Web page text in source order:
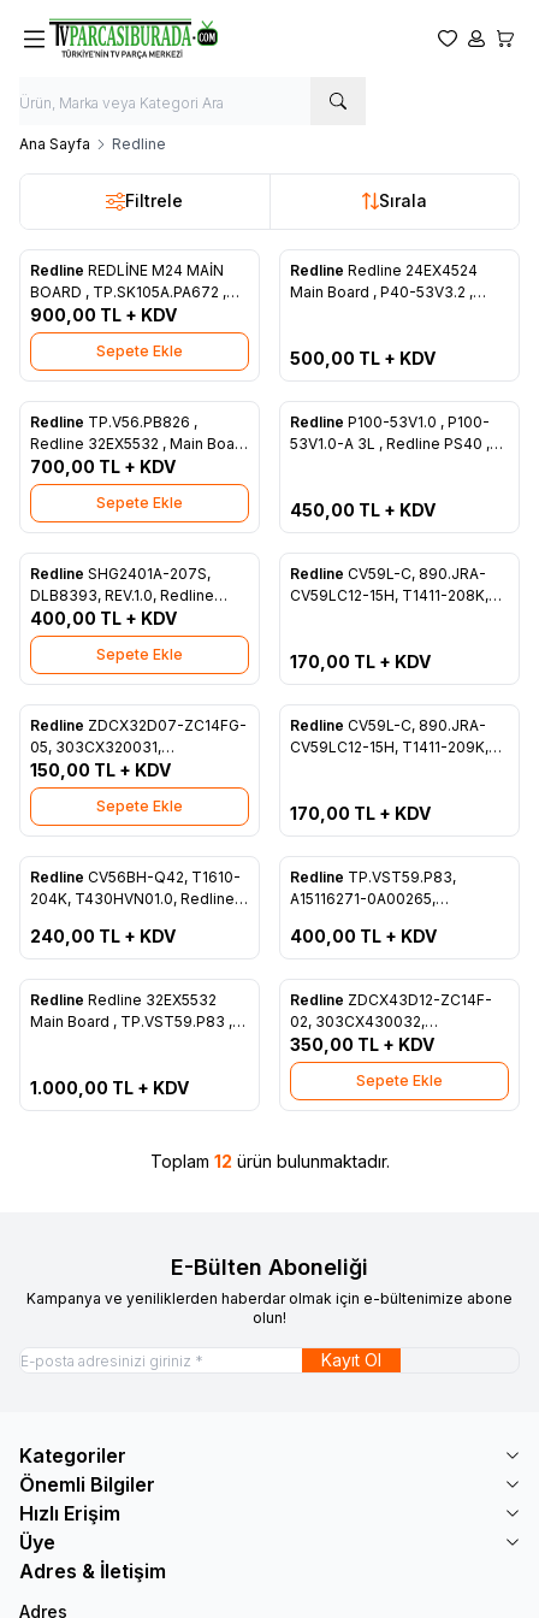
Favorilerim
Hesabım
Ana Sayfa Redline
Filtrele Sırala
Favorilere Ekle
Redline REDLİNE M24 MAİN
BOARD , TP.SK105A.PA672 ,
Z22010234 , PT236AT02-1
900,00 TL + KDV
Sepete Ekle
Favorilere Ekle
Tükendi
Redline Redline 24EX4524
Main Board , P40-53V3.2 ,
500,00 TL + KDV
Favorilere Ekle
Redline TP.V56.PB826 ,
Redline 32EX5532 , Main Board
, CX315DLEDM , V320BJ6-Q01
700,00 TL + KDV
Sepete Ekle
Favorilere Ekle
Tükendi
Redline P100-53V1.0 , P100-
53V1.0-A 3L , Redline PS40 ,
450,00 TL + KDV
Favorilere Ekle
Redline SHG2401A-207S,
DLB8393, REV.1.0, Redline
22EX3522, Power Board,
Besleme, CX215LEDM
400,00 TL + KDV
Sepete Ekle
Favorilere Ekle
Tükendi
Redline CV59L-C, 890.JRA-
CV59LC12-15H, T1411-208K,
170,00 TL + KDV
Favorilere Ekle
Redline ZDCX32D07-ZC14FG-
05, 303CX320031,
2010012654-4 151127B9,
CX315M06, Redline 32EX5532,
CX315DLEDM, Led Bar, Panel
Ledleri, Backligth
150,00 TL + KDV
Sepete Ekle
Favorilere Ekle
Tükendi
Redline CV59L-C, 890.JRA-
CV59LC12-15H, T1411-209K,
Kart, CX236LEDM
170,00 TL + KDV
Favorilere Ekle
Redline CV56BH-Q42, T1610-
204K, T430HVN01.0, Redline
Kart, CX430DLEDM
240,00 TL + KDV
Favorilere Ekle
Tükendi
Redline TP.VST59.P83,
A15116271-0A00265,
43EX6543, Main Board, Ana
Kart, CX430DLEDM
400,00 TL + KDV
Favorilere Ekle
Redline Redline 32EX5532
Main Board , TP.VST59.P83 ,
CX315DLEDM
1.000,00 TL + KDV
Favorilere Ekle
Redline ZDCX43D12-ZC14F-
02, 303CX430032,
CX430M02, 180.DT0-431900-
0H, CX430DLEDM, Redline
43X6543, Led Bar, Panel
Ledleri, Backligth Strip
350,00 TL + KDV
Sepete Ekle
Toplam 12 ürün bulunmaktadır.
E-Bülten Aboneliği
Kampanya ve yeniliklerden haberdar olmak için e-bültenimize abone
olun!
Kayıt Ol
Kategoriler
Önemli Bilgiler
Hızlı Erişim
Üye
Adres & İletişim
Adres